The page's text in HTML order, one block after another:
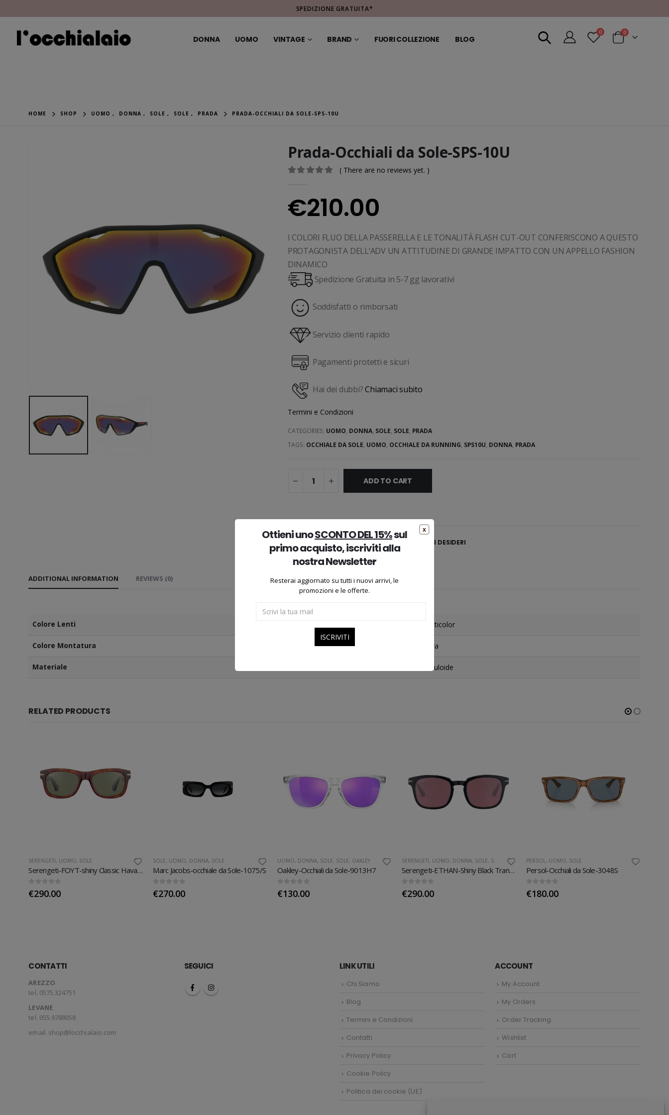
SPEDIZIONE GRATUITA*
DONNA UOMO VINTAGE BRAND FUORI COLLEZIONE BLOG
0 0
HOME SHOP UOMO , DONNA , SOLE , SOLE , PRADA PRADA-OCCHIALI DA SOLE-SPS-10U
Prada-Occhiali da Sole-SPS-10U
( There are no reviews yet. )
€210.00
I COLORI FLUO DELLA PASSERELLA E LE TONALITÀ FLASH CUT-OUT CONFERISCONO A QUESTO
PROTAGONISTA DELL’ADV UN ATTITUDINE DI GRANDE IMPATTO CON UN APPELLO FASHION
DINAMICO
Spedizione Gratuita in 5-7 gg lavorativi
Soddisfatti o rimborsati
Servizio clienti rapido
Pagamenti protetti e sicuri
Hai dei dubbi?Chiamaci subito
Termini e Condizioni
CATEGORIES: UOMO, DONNA, SOLE, SOLE, PRADA
TAGS: OCCHIALE DA SOLE, UOMO, OCCHIALE DA RUNNING, SPS10U, DONNA, PRADA
ADD TO CART
AGGIUNGI ALLA LISTA DEI DESIDERI
ADDITIONAL INFORMATION REVIEWS (0)
Colore Lenti Multicolor
Colore Montatura Nera
Materiale Celluloide
RELATED PRODUCTS
SERENGETI, UOMO, SOLE
Serengeti-FOYT-shiny Classic Havana
0out of 5
€290.00
SOLE, UOMO, DONNA, SOLE
Marc Jacobs-occhiale da Sole-1075/S
0out of 5
€270.00
UOMO, DONNA, SOLE, SOLE, OAKLEY
Oakley-Occhiali da Sole-9013H7
0out of 5
€130.00
SERENGETI, UOMO, DONNA, SOLE, SOLE
Serengeti-ETHAN-Shiny Black Transparent Layer
0out of 5
€290.00
PERSOL, UOMO, SOLE
Persol-Occhiali da Sole-3048S
0out of 5
€180.00
CONTATTI
AREZZO
tel. 0575.324751
LEVANE
tel. 055.9788058
email. shop@locchialaio.com
SEGUICI LINK UTILI
Chi Siamo
Blog
Termini e Condizioni
Contatti
Privacy Policy
Cookie Policy
Politica dei cookie (UE)
ACCOUNT
My Account
My Orders
Order Tracking
Wishlist
Cart
Ottieni unoSCONTO DEL 15%sul
primo acquisto, iscriviti alla
nostra Newsletter
Resterai aggiornato su tutti i nuovi arrivi, le
promozioni e le offerte.